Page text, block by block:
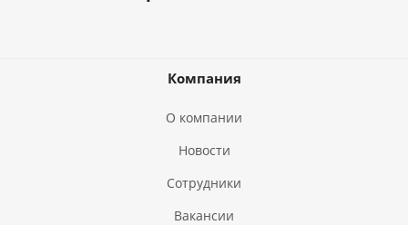
Компания
О компании
Новости
Сотрудники
Вакансии